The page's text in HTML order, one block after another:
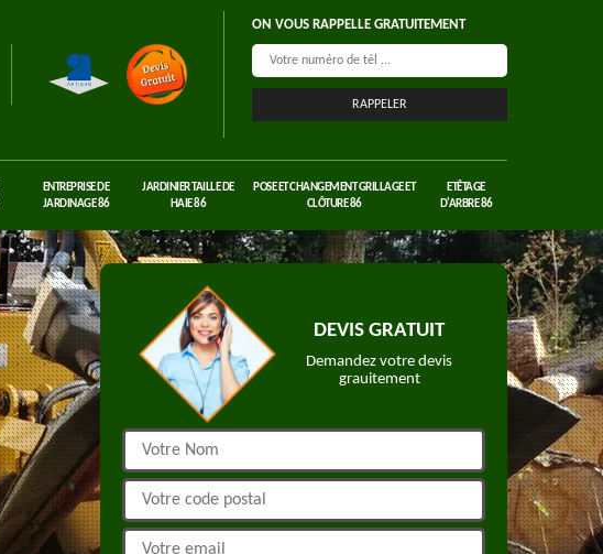
ON VOUS RAPPELLE GRATUITEMENT
ENTREPRISE DE
JARDINAGE 86
JARDINIER TAILLE DE
HAIE 86
POSE ET CHANGEMENT GRILLAGE ET
CLÔTURE 86
ETÊTAGE
D'ARBRE 86
DEVIS GRATUIT
Demandez votre devis
grauitement